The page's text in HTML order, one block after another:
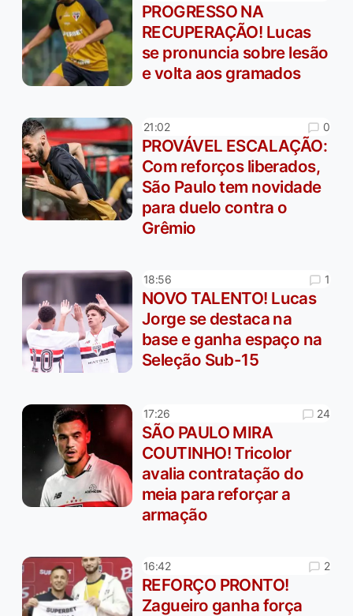
PROGRESSO NA
RECUPERAÇÃO! Lucas
se pronuncia sobre lesão
e volta aos gramados
21:02 0
PROVÁVEL ESCALAÇÃO:
Com reforços liberados,
São Paulo tem novidade
para duelo contra o
Grêmio
18:56 1
NOVO TALENTO! Lucas
Jorge se destaca na
base e ganha espaço na
Seleção Sub-15
17:26 24
SÃO PAULO MIRA
COUTINHO! Tricolor
avalia contratação do
meia para reforçar a
armação
16:42 2
REFORÇO PRONTO!
Zagueiro ganha força